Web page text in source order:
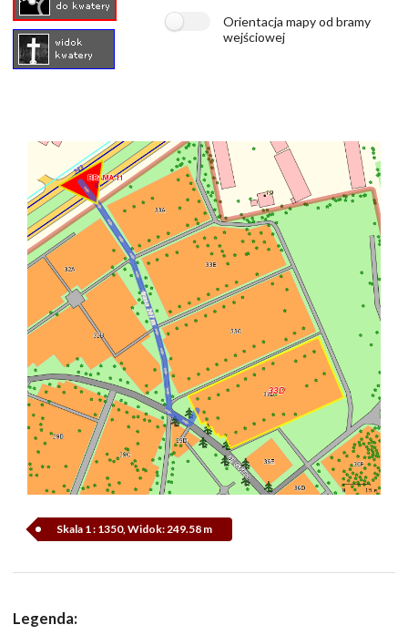
Orientacja mapy od bramy
wejściowej
Skala 1 : 1350, Widok: 249.58 m
Legenda: